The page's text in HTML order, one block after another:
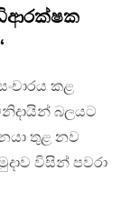
කළ
බලයට
තුළ නව
විසින් පවරා